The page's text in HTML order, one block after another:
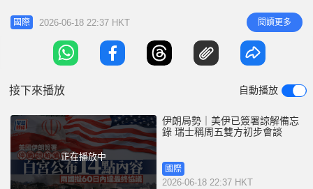
e
國在確保霍爾木茲海峽通航及放寬制裁上作出了實質
性妥協。 相關新聞：伊朗局勢｜一文看清2026美以
伊衝突時間線與停戰備忘錄 美國總統特朗普在凡爾
賽宮與法國總統馬克龍共進國宴時，當場簽署了備忘
國際 2026-06-18 22:37 HKT 閱讀更多
接下來播放 自動播放
正在播放中
伊朗局勢｜美伊已簽署諒解備忘
錄 瑞士稱周五雙方初步會談
國際
2026-06-18 22:37 HKT